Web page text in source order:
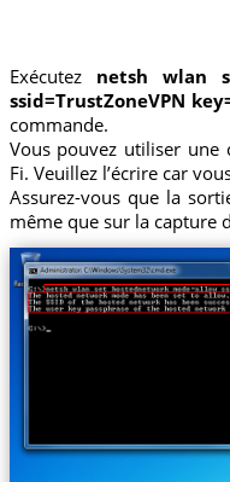
Exécutez netsh wlan
ssid=TrustZoneVPN
commande.
Vous pouvez utiliser
Fi. Veuillez l’écrire car
Assurez-vous que la
même que sur la capture